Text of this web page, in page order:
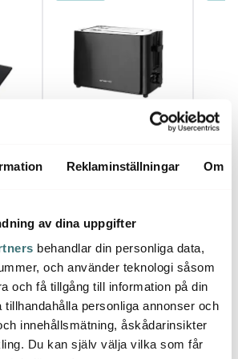
Reklaminställningar Om
av dina uppgifter
behandlar din personliga data,
och använder teknologi såsom
och få tillgång till information på din
tillhandahålla personliga annonser och
innehållsmätning, åskådarinsikter
Du kan själv välja vilka som får
Svart
av våra kunder